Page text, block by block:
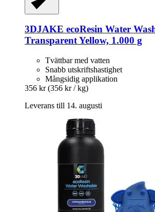
3DJAKE ecoResin Water
Transparent Yellow, 1.000 g
Tvättbar med vatten
Snabb utskriftshastighet
Mångsidig applikation
356 kr (356 kr / kg)
Leverans till 14. augusti